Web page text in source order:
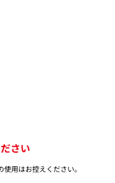
さい
用はお控えください。​